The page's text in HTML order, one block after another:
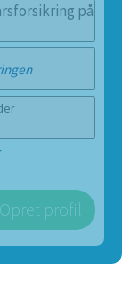
på
Opret profil